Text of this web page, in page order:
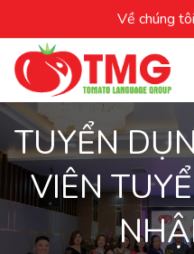
Về chúng tôi
TUYỂN
VIÊN